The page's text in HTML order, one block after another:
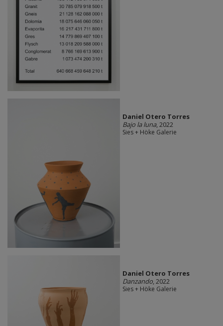
Daniel Otero Torres
Bajo la luna, 2022
Sies + Höke Galerie
Daniel Otero Torres
Danzando, 2022
Sies + Höke Galerie